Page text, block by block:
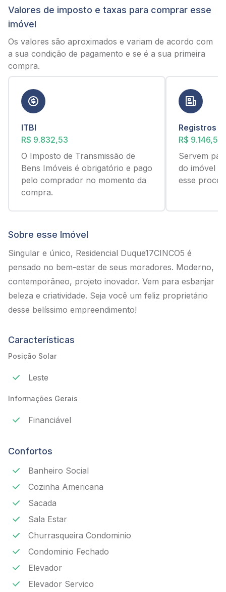
Valores de imposto e taxas para comprar esse
imóvel
Os valores são aproximados e variam de acordo com
a sua condição de pagamento e se é a sua primeira
compra.
ITBI
R$ 9.832,53
O Imposto de Transmissão de
Bens Imóveis é obrigatório e pago
pelo comprador no momento da
compra.
Registros
R$ 9.146,54
Servem
do imóvel
esse
Sobre esse Imóvel
Singular e único, Residencial Duque17CINCO5 é
pensado no bem-estar de seus moradores. Moderno,
contemporâneo, projeto inovador. Vem para esbanjar
beleza e criatividade. Seja você um feliz proprietário
desse belíssimo empreendimento!
Características
Posição Solar
Leste
Informações Gerais
Financiável
Confortos
Banheiro Social
Cozinha Americana
Sacada
Sala Estar
Churrasqueira Condominio
Condominio Fechado
Elevador
Elevador Servico